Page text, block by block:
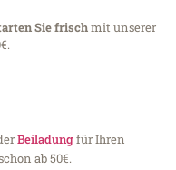
Sie frischmit unserer
Beiladungfür Ihren
ab 50€.